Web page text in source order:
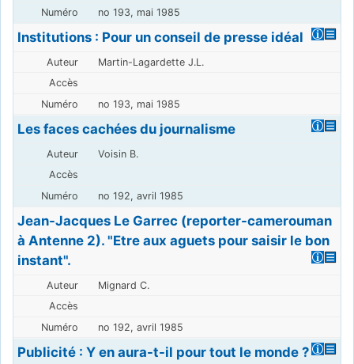
no 193, mai 1985
Institutions : Pour un conseil de presse idéal
Martin-Lagardette J.L.
no 193, mai 1985
Les faces cachées du journalisme
Voisin B.
no 192, avril 1985
Jean-Jacques Le Garrec (reporter-camerouman
à Antenne 2). "Etre aux aguets pour saisir le bon
instant".
Mignard C.
no 192, avril 1985
Publicité : Y en aura-t-il pour tout le monde ?